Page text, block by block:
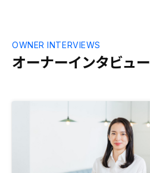
オーナーインタビュー
OWNER INTERVIEWS